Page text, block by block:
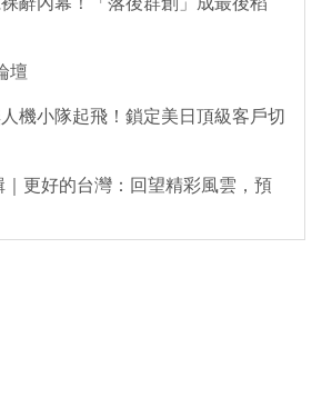
壇
機小隊起飛！鎖定美日頂級客戶切
更好的台灣：回望精彩風雲，預